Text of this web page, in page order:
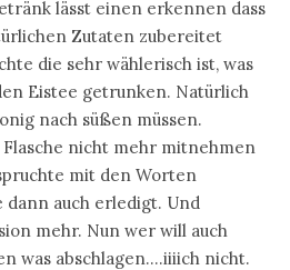
lässt einen erkennen dass
Zutaten zubereitet
die sehr wählerisch ist, was
Eistee getrunken. Natürlich
nach süßen müssen.
nicht mehr mitnehmen
mit den Worten
dann auch erledigt. Und
mehr. Nun wer will auch
was abschlagen….iiiich nicht.